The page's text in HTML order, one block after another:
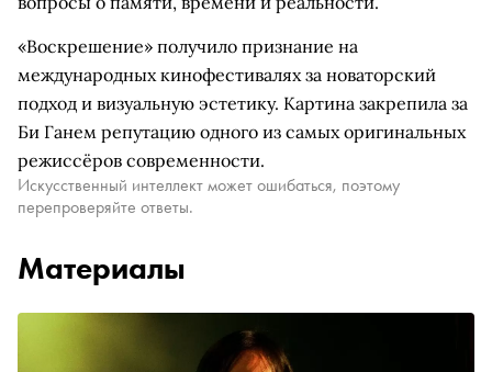
«Воскрешение» получило признание на
международных кинофестивалях за новаторский
подход и визуальную эстетику. Картина закрепила за
Би Ганем репутацию одного из самых оригинальных
режиссёров современности.
Искусственный интеллект может ошибаться, поэтому
перепроверяйте ответы.
Материалы